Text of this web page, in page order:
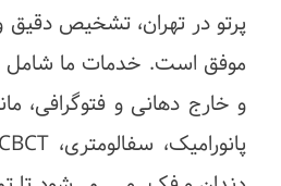
پرتو در تهران، تشخیص دقیق
موفق است. خدمات ما شامل
و خارج دهانی و فتوگرافی،